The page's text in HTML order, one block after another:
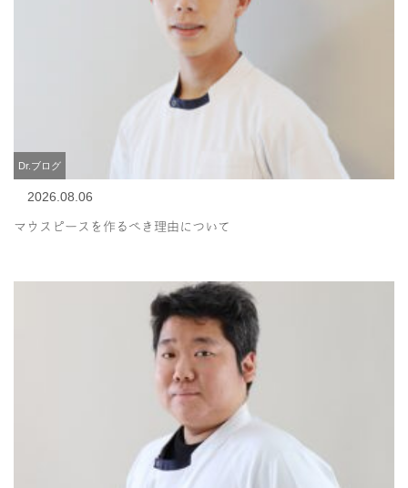
Dr.ブログ
2026.08.06
マウスピースを作るべき理由について